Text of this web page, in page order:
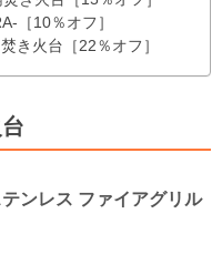
［10％オフ］
き火台［22％オフ］
ンレス ファイアグリル